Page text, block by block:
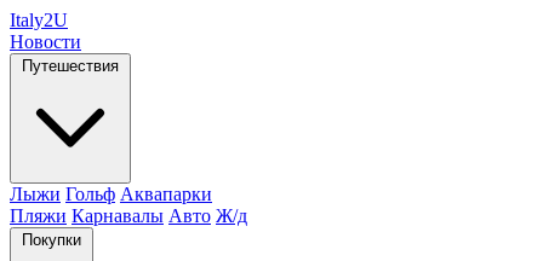
Italy2U
Новости
Путешествия
Лыжи Гольф Аквапарки
Пляжи Карнавалы Авто Ж/д
Покупки